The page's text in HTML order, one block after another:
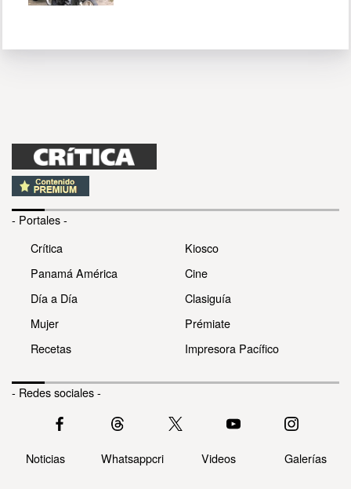
- Portales -
Crítica
Panamá América
Día a Día
Mujer
Recetas
Kiosco
Cine
Clasiguía
Prémiate
Impresora Pacífico
- Redes sociales -
Noticias Whatsappcri Videos Galerías